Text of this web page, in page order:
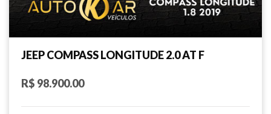
JEEP COMPASS LONGITUDE 2.0 AT F
R$ 98.900.00